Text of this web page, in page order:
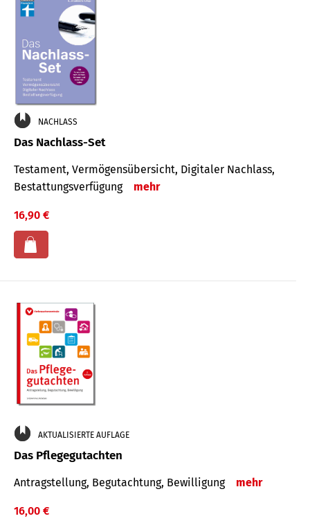
NACHLASS
Das Nachlass-Set
Testament, Vermögens­übersicht, Digitaler Nach­lass,
Bestat­tungs­ver­fügung
mehr
16,90 €
AKTUALISIERTE AUFLAGE
Das Pflegegutachten
Antragstellung, Begutachtung, Bewilligung mehr
16,00 €